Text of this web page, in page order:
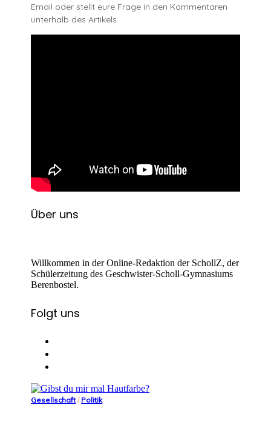
Email oder stellt eure Frage in den Kommentaren
unterhalb des Artikels.
Über uns
Willkommen in der Online-Redaktion der SchollZ, der
Schülerzeitung des Geschwister-Scholl-Gymnasiums
Berenbostel.
Folgt uns
Gesellschaft/ Politik